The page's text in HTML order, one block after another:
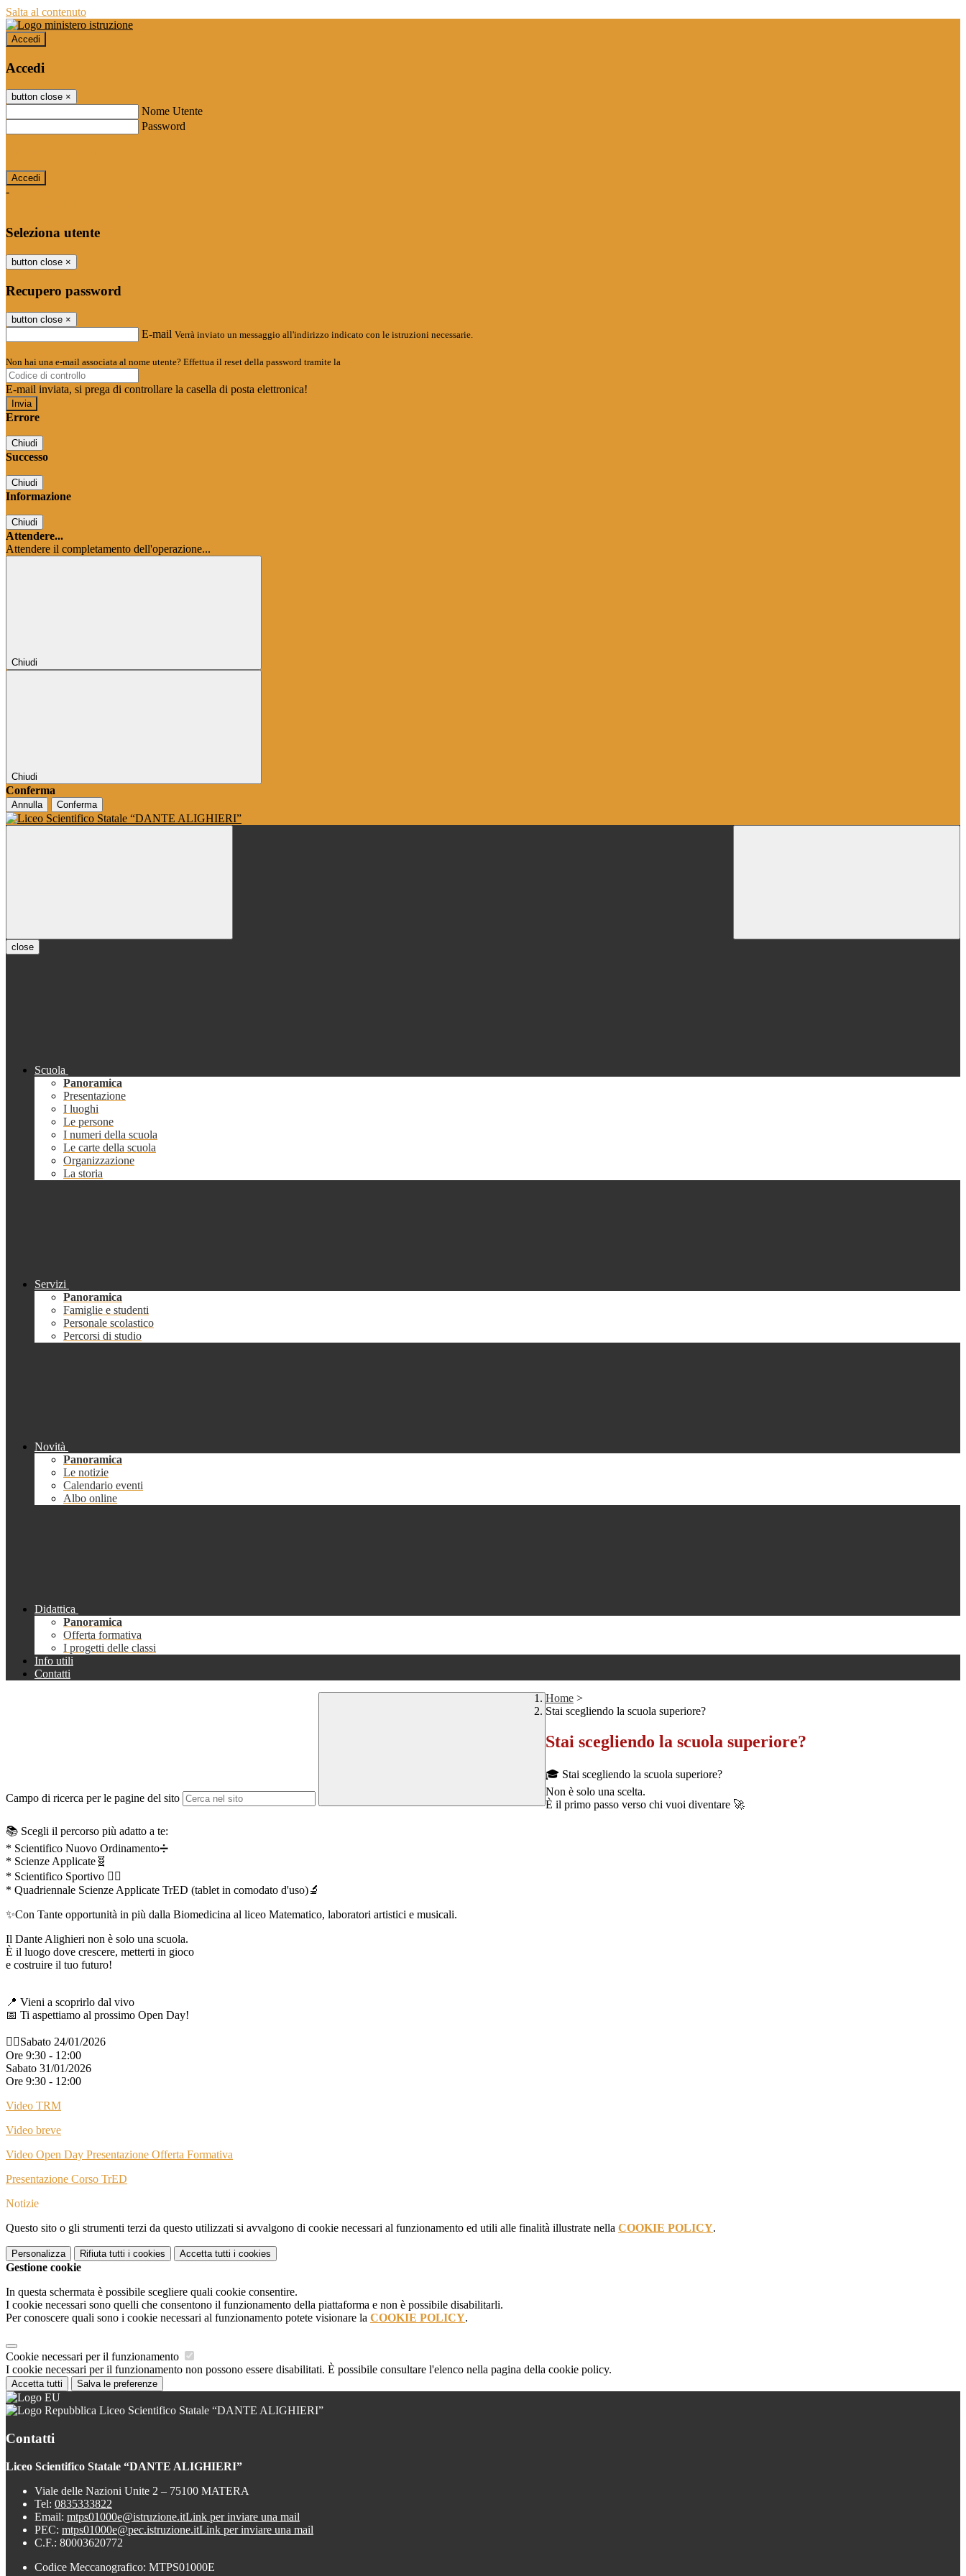
Salta al contenuto
Accedi
Accedi
button close ×
Nome Utente
Password
-
Seleziona utente
button close ×
Recupero password
button close ×
E-mail Verrà inviato un messaggio all'indirizzo indicato con le istruzioni necessarie.
Non hai una e-mail associata al nome utente? Effettua il reset della password tramite la
E-mail inviata, si prega di controllare la casella di posta elettronica!
Errore
Chiudi
Successo
Chiudi
Informazione
Chiudi
Attendere...
Attendere il completamento dell'operazione...
Chiudi
Chiudi
Conferma
Annulla Conferma
close
Scuola
Panoramica
Presentazione
I luoghi
Le persone
I numeri della scuola
Le carte della scuola
Organizzazione
La storia
Servizi
Panoramica
Famiglie e studenti
Personale scolastico
Percorsi di studio
Novità
Panoramica
Le notizie
Calendario eventi
Albo online
Didattica
Panoramica
Offerta formativa
I progetti delle classi
Info utili
Contatti
Campo di ricerca per le pagine del sito
Home >
Stai scegliendo la scuola superiore?
Stai scegliendo la scuola superiore?
🎓 Stai scegliendo la scuola superiore?
Non è solo una scelta.
È il primo passo verso chi vuoi diventare 🚀
📚 Scegli il percorso più adatto a te:
* Scientifico Nuovo Ordinamento➗
* Scienze Applicate🧬
* Scientifico Sportivo 🏃‍♂️
* Quadriennale Scienze Applicate TrED (tablet in comodato d'uso)🔬
✨Con Tante opportunità in più dalla Biomedicina al liceo Matematico, laboratori artistici e musicali.
Il Dante Alighieri non è solo una scuola.
È il luogo dove crescere, metterti in gioco
e costruire il tuo futuro!
📍 Vieni a scoprirlo dal vivo
📅 Ti aspettiamo al prossimo Open Day!
👉🏻Sabato 24/01/2026
Ore 9:30 - 12:00
Sabato 31/01/2026
Ore 9:30 - 12:00
Video TRM
Video breve
Video Open Day Presentazione Offerta Formativa
Presentazione Corso TrED
Notizie
Questo sito o gli strumenti terzi da questo utilizzati si avvalgono di cookie necessari al funzionamento ed utili alle finalità illustrate nella COOKIE POLICY.
Personalizza Rifiuta tutti i cookies Accetta tutti i cookies
Gestione cookie
In questa schermata è possibile scegliere quali cookie consentire.
I cookie necessari sono quelli che consentono il funzionamento della piattaforma e non è possibile disabilitarli.
Per conoscere quali sono i cookie necessari al funzionamento potete visionare la COOKIE POLICY.
Cookie necessari per il funzionamento
I cookie necessari per il funzionamento non possono essere disabilitati. È possibile consultare l'elenco nella pagina della cookie policy.
Accetta tutti Salva le preferenze
Liceo Scientifico Statale “DANTE ALIGHIERI”
Contatti
Liceo Scientifico Statale “DANTE ALIGHIERI”
Viale delle Nazioni Unite 2 – 75100 MATERA
Tel: 0835333822
Email: mtps01000e@istruzione.itLink per inviare una mail
PEC: mtps01000e@pec.istruzione.itLink per inviare una mail
C.F.: 80003620772
Codice Meccanografico: MTPS01000E